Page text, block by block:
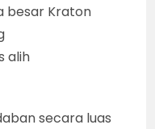
besar Kraton
alih
secara luas